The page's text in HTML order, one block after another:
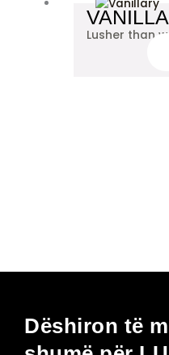
Lusher than
Dëshiron të